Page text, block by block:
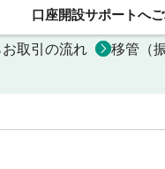
口座開設サポートへ
取引の流れ 移管（